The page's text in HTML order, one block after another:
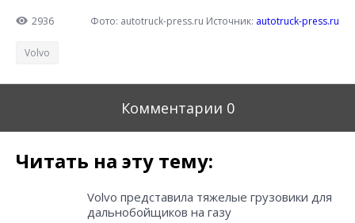
2936 Фото: autotruck-press.ru Источник: autotruck-press.ru
Volvo
Комментарии 0
Читать на эту тему:
Volvo представила тяжелые грузовики для
дальнобойщиков на газу